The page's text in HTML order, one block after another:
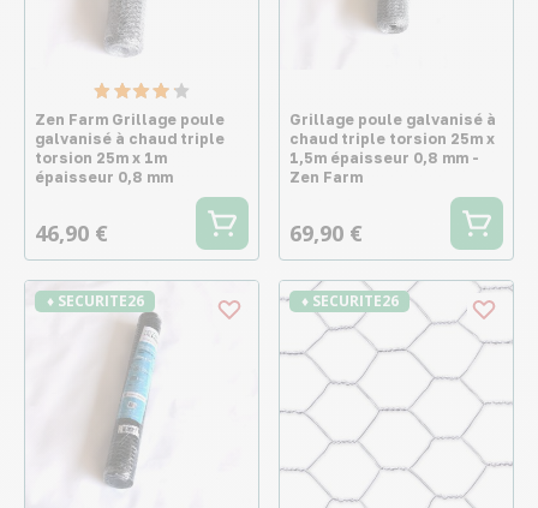
Zen Farm Grillage poule
galvanisé à chaud triple
torsion 25m x 1m
épaisseur 0,8 mm
46,90 €
Grillage poule galvanisé à
chaud triple torsion 25m x
1,5m épaisseur 0,8 mm -
Zen Farm
69,90 €
♦ SECURITE26 ♦ SECURITE26